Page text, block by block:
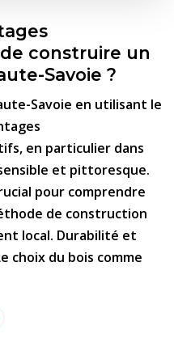
construire un
Savoie ?
Savoie en utilisant le
en particulier dans
et pittoresque.
pour comprendre
de construction
local. Durabilité et
choix du bois comme